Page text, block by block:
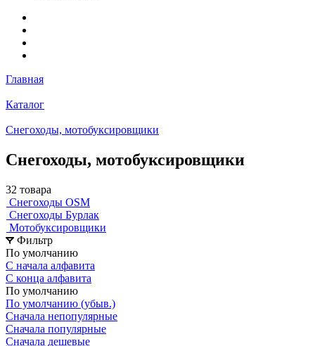
Главная
Каталог
Снегоходы, мотобуксировщики
Снегоходы, мотобуксировщики
32 товара
Снегоходы OSM
Снегоходы Бурлак
Мотобуксировщики
Фильтр
По умолчанию
С начала алфавита
С конца алфавита
По умолчанию
По умолчанию (убыв.)
Сначала непопулярные
Сначала популярные
Сначала дешевые